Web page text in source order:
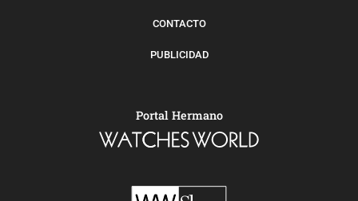
CONTACTO
PUBLICIDAD
Portal Hermano